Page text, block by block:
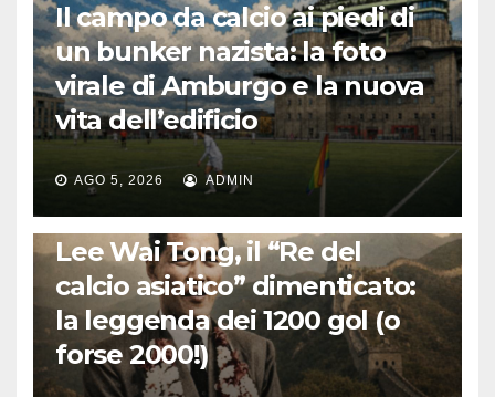
Il campo da calcio ai piedi di
un bunker nazista: la foto
virale di Amburgo e la nuova
vita dell’edificio
AGO 5, 2026 ADMIN
LA STORIA DEL CALCIO
Lee Wai Tong, il “Re del
calcio asiatico” dimenticato:
la leggenda dei 1200 gol (o
forse 2000!)